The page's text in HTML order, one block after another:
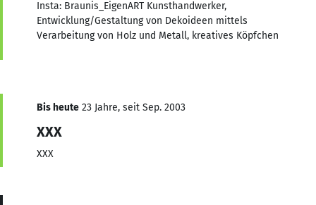
Insta: Braunis_EigenART Kunsthandwerker,
Entwicklung/Gestaltung von Dekoideen mittels
Verarbeitung von Holz und Metall, kreatives Köpfchen
Bis heute 23 Jahre, seit Sep. 2003
XXX
XXX